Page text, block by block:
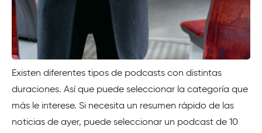
Existen diferentes tipos de podcasts con distintas
duraciones. Así que puede seleccionar la categoría que
más le interese. Si necesita un resumen rápido de las
noticias de ayer, puede seleccionar un podcast de 10